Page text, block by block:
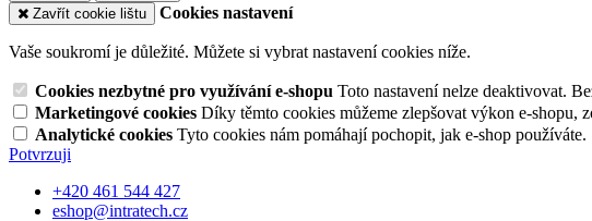
Zavřít cookie lištu
Cookies nastavení
Vaše soukromí je důležité. Můžete si vybrat nastavení cookies níže.
Cookies nezbytné pro využívání e-shopu Toto nastavení nelze deaktivovat.
Marketingové cookies Díky těmto cookies můžeme zlepšovat výkon e-shopu,
Analytické cookies Tyto cookies nám pomáhají pochopit, jak e-shop
Potvrzuji
+420 461 544 427
eshop@intratech.cz